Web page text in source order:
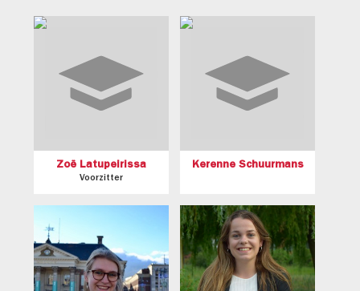
Zoë Latupeirissa
Voorzitter
Kerenne Schuurmans